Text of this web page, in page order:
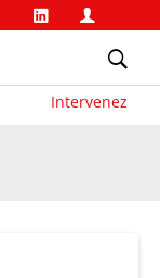
Intervenez